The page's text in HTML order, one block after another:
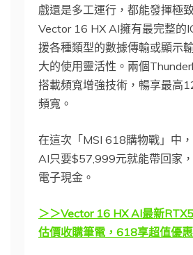
戲還是多工運行，都能發揮極
Vector 16 HX AI擁有最完整的
援各種類型的數據傳輸或顯示
大的使用靈活性。兩個
搭載頻寬增強技術，暢享最高
頻寬。
在這次「MSI 618購物戰」中
AI只要$57,999元就能帶回家
電子現金。
＞＞Vector 16 HX AI最新
估價收購筆電，618享超值優